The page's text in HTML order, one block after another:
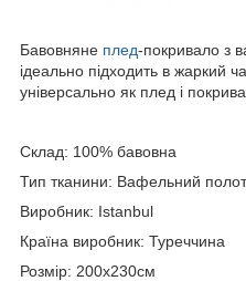
Бавовняне плед-покривало з
ідеально підходить в жаркий
універсально як плед і
Склад: 100% бавовна
Тип тканини: Вафельний
Виробник: Istanbul
Країна виробник: Туреччина
Розмір: 200х230см